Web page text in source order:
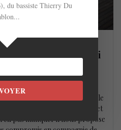
Quartet lance Qui
Onze (29-30 avril)
2022
opus Qui Qu’en Grogne avec le
les 29 et 30 avril. Pour cet
pas manquer il nous propose
du bassiste Thierry Du